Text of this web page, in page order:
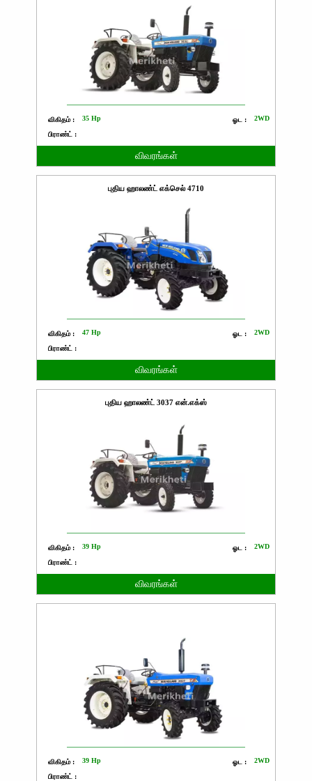
விகிதம் : 35 Hp ஓட : 2WD
பிராண்ட் :
விவரங்கள்
புதிய ஹாலண்ட் எக்செல் 4710
விகிதம் : 47 Hp ஓட : 2WD
பிராண்ட் :
விவரங்கள்
புதிய ஹாலண்ட் 3037 என்.எக்ஸ்
விகிதம் : 39 Hp ஓட : 2WD
பிராண்ட் :
விவரங்கள்
விகிதம் : 39 Hp ஓட : 2WD
பிராண்ட் :